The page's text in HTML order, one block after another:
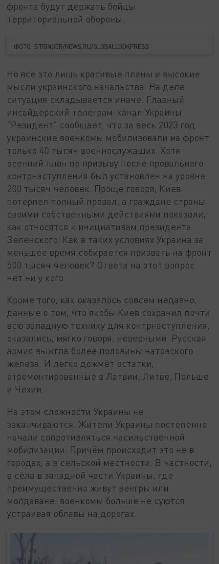
фронта будут держать бойцы
территориальной обороны.
ФОТО: STRINGER/NEWS.RU/GLOBALLOOKPRESS
Но всё это лишь красивые планы и высокие
мысли украинского начальства. На деле
ситуация складывается иначе. Главный
инсайдерский телеграм-канал Украины
"Резидент" сообщает, что за весь 2023 год
украинские военкомы мобилизовали на фронт
только 40 тысяч военнослужащих. Хотя
осенний план по призыву после провального
контрнаступления был установлен на уровне
200 тысяч человек. Проще говоря, Киев
потерпел полный провал, а граждане страны
своими собственными действиями показали,
как относятся к инициативам президента
Зеленского. Как в таких условиях Украина за
меньшее время собирается призвать на фронт
500 тысяч человек? Ответа на этот вопрос
нет ни у кого.
Кроме того, как оказалось совсем недавно,
данные о том, что якобы Киев сохранил почти
всю западную технику для контрнаступления,
оказались, мягко говоря, неверными. Русская
армия выжгла более половины натовского
железа. И легко дожмёт остатки,
отремонтированные в Латвии, Литве, Польше
и Чехии.
На этом сложности Украины не
заканчиваются. Жители Украины постепенно
начали сопротивляться насильственной
мобилизации. Причём происходит это не в
городах, а в сельской местности. В частности,
в сёла в западной части Украины, где
преимущественно живут венгры или
молдаване, военкомы больше не суются,
устраивая облавы на дорогах.